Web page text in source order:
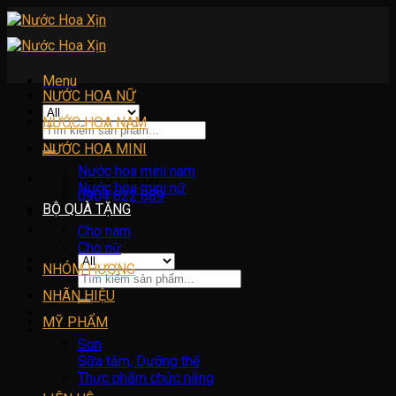
Skip
to
content
Menu
Tìm
kiếm:
08:00 - 17:00
0904 822 889
Tìm
kiếm:
NƯỚC HOA NỮ
NƯỚC HOA NAM
NƯỚC HOA MINI
Nước hoa mini nam
Nước hoa mini nữ
BỘ QUÀ TẶNG
Cho nam
Cho nữ
NHÓM HƯƠNG
NHÃN HIỆU
MỸ PHẨM
Son
Sữa tắm, Dưỡng thể
Thực phẩm chức năng